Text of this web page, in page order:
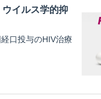
イルス学的抑
口投与のHIV治療